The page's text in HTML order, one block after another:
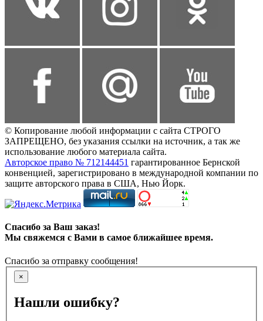
© Копирование любой информации с сайта СТРОГО
ЗАПРЕЩЕНО, без указания ссылки на источник, а так же
использование любого материала сайта.
Авторское право № 712144451 гарантированное Бернской
конвенцией, зарегистрировано в международной компании по
защите авторского права в США, Нью Йорк.
Спасибо за Ваш заказ!
Мы свяжемся с Вами в самое ближайшее время.
Спасибо за отправку сообщения!
×
Нашли ошибку?